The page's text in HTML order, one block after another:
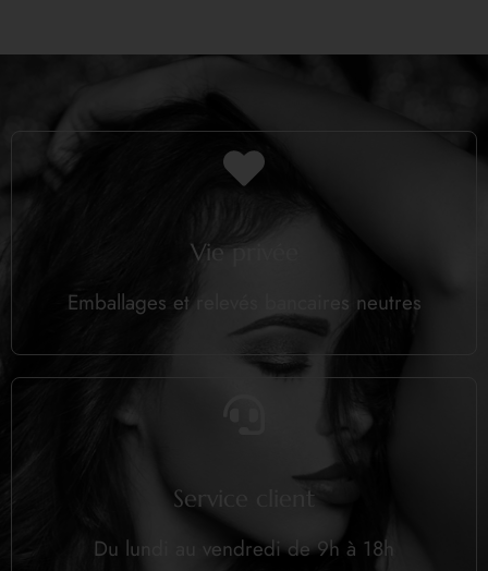
Vie privée
Emballages et relevés bancaires neutres
Service client
Du lundi au vendredi de 9h à 18h